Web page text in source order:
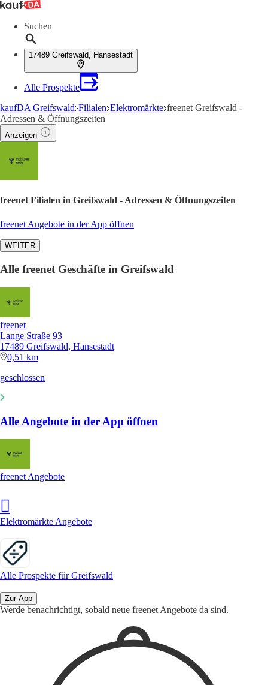
Suchen
17489 Greifswald, Hansestadt
Alle Prospekte
kaufDA Greifswald Filialen Elektromärkte freenet Greifswald -
Adressen & Öffnungszeiten
Anzeigen
freenet Filialen in Greifswald - Adressen & Öffnungszeiten
freenet Angebote in der App öffnen
WEITER
Alle freenet Geschäfte in Greifswald
freenet
Lange Straße 93
17489 Greifswald, Hansestadt
0,51 km
geschlossen
Alle Angebote in der App öffnen
freenet Angebote
Elektromärkte Angebote
Alle Prospekte für Greifswald
Zur App
Werde benachrichtigt, sobald neue freenet Angebote da sind.